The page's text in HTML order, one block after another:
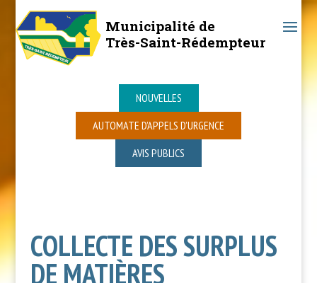
Municipalité de
Très-Saint-Rédempteur
NOUVELLES
AUTOMATE D’APPELS D’URGENCE
AVIS PUBLICS
COLLECTE DES SURPLUS
DE MATIÈRES